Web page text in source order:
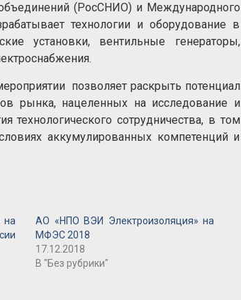
(РосСНИО) и Международного
технологии и оборудование в
установки, вентильные генераторы,
позволяет раскрыть потенциал
рынка, нацеленных на исследование и
технологического сотрудничества, в том
аккумулированных компетенций и
на
АО «НПО ВЭИ Электроизоляция» на
МФЭС 2018
17.12.2018
В "Без рубрики"